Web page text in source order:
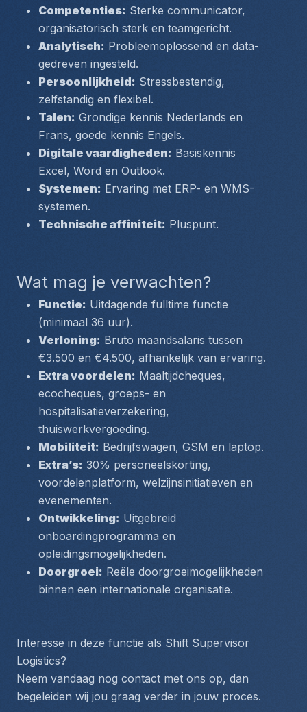
Competenties: Sterke communicator,
organisatorisch sterk en teamgericht.
Analytisch: Probleemoplossend en data-
gedreven ingesteld.
Persoonlijkheid: Stressbestendig,
zelfstandig en flexibel.
Talen: Grondige kennis Nederlands en
Frans, goede kennis Engels.
Digitale vaardigheden: Basiskennis
Excel, Word en Outlook.
Systemen: Ervaring met ERP- en WMS-
systemen.
Technische affiniteit: Pluspunt.
Wat mag je verwachten?
Functie: Uitdagende fulltime functie
(minimaal 36 uur).
Verloning: Bruto maandsalaris tussen
€3.500 en €4.500, afhankelijk van ervaring.
Extra voordelen: Maaltijdcheques,
ecocheques, groeps- en
hospitalisatieverzekering,
thuiswerkvergoeding.
Mobiliteit: Bedrijfswagen, GSM en laptop.
Extra’s: 30% personeelskorting,
voordelenplatform, welzijnsinitiatieven en
evenementen.
Ontwikkeling: Uitgebreid
onboardingprogramma en
opleidingsmogelijkheden.
Doorgroei: Reële doorgroeimogelijkheden
binnen een internationale organisatie.
Interesse in deze functie als Shift Supervisor
Logistics?
Neem vandaag nog contact met ons op, dan
begeleiden wij jou graag verder in jouw proces.